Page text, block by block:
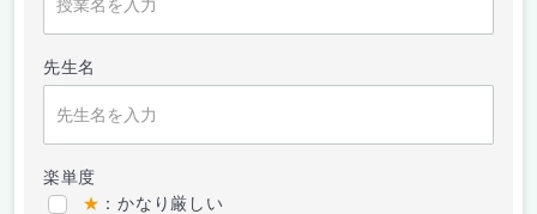
先生名
楽単度
★ ：かなり厳しい